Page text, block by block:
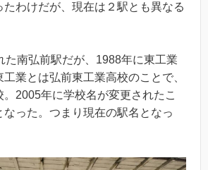
たわけだが、現在は２駅とも異なる
た南弘前駅だが、1988年に東工業
業とは弘前東工業高校のことで、
2005年に学校名が変更されたこ
なった。つまり現在の駅名となっ